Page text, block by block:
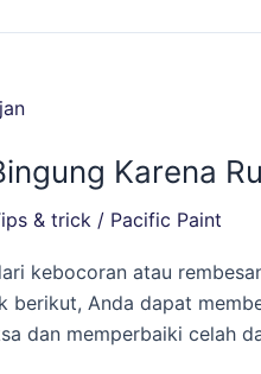
Karena
& trick / Pacific Paint
kebocoran atau
berikut, Anda dapat
dan memperbaiki celah